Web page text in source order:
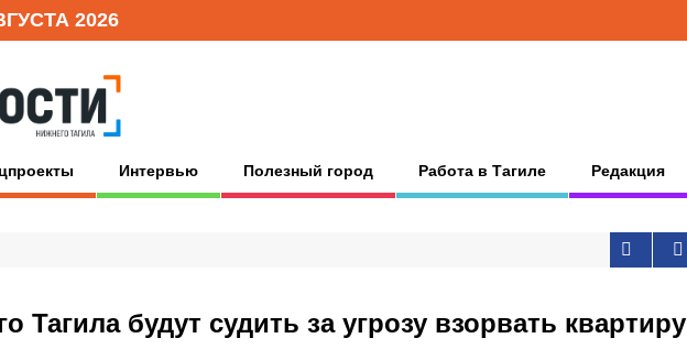
2026
Интервью Полезный город Работа в Тагиле Редакция
Тагила будут судить за угрозу взорвать квартиру